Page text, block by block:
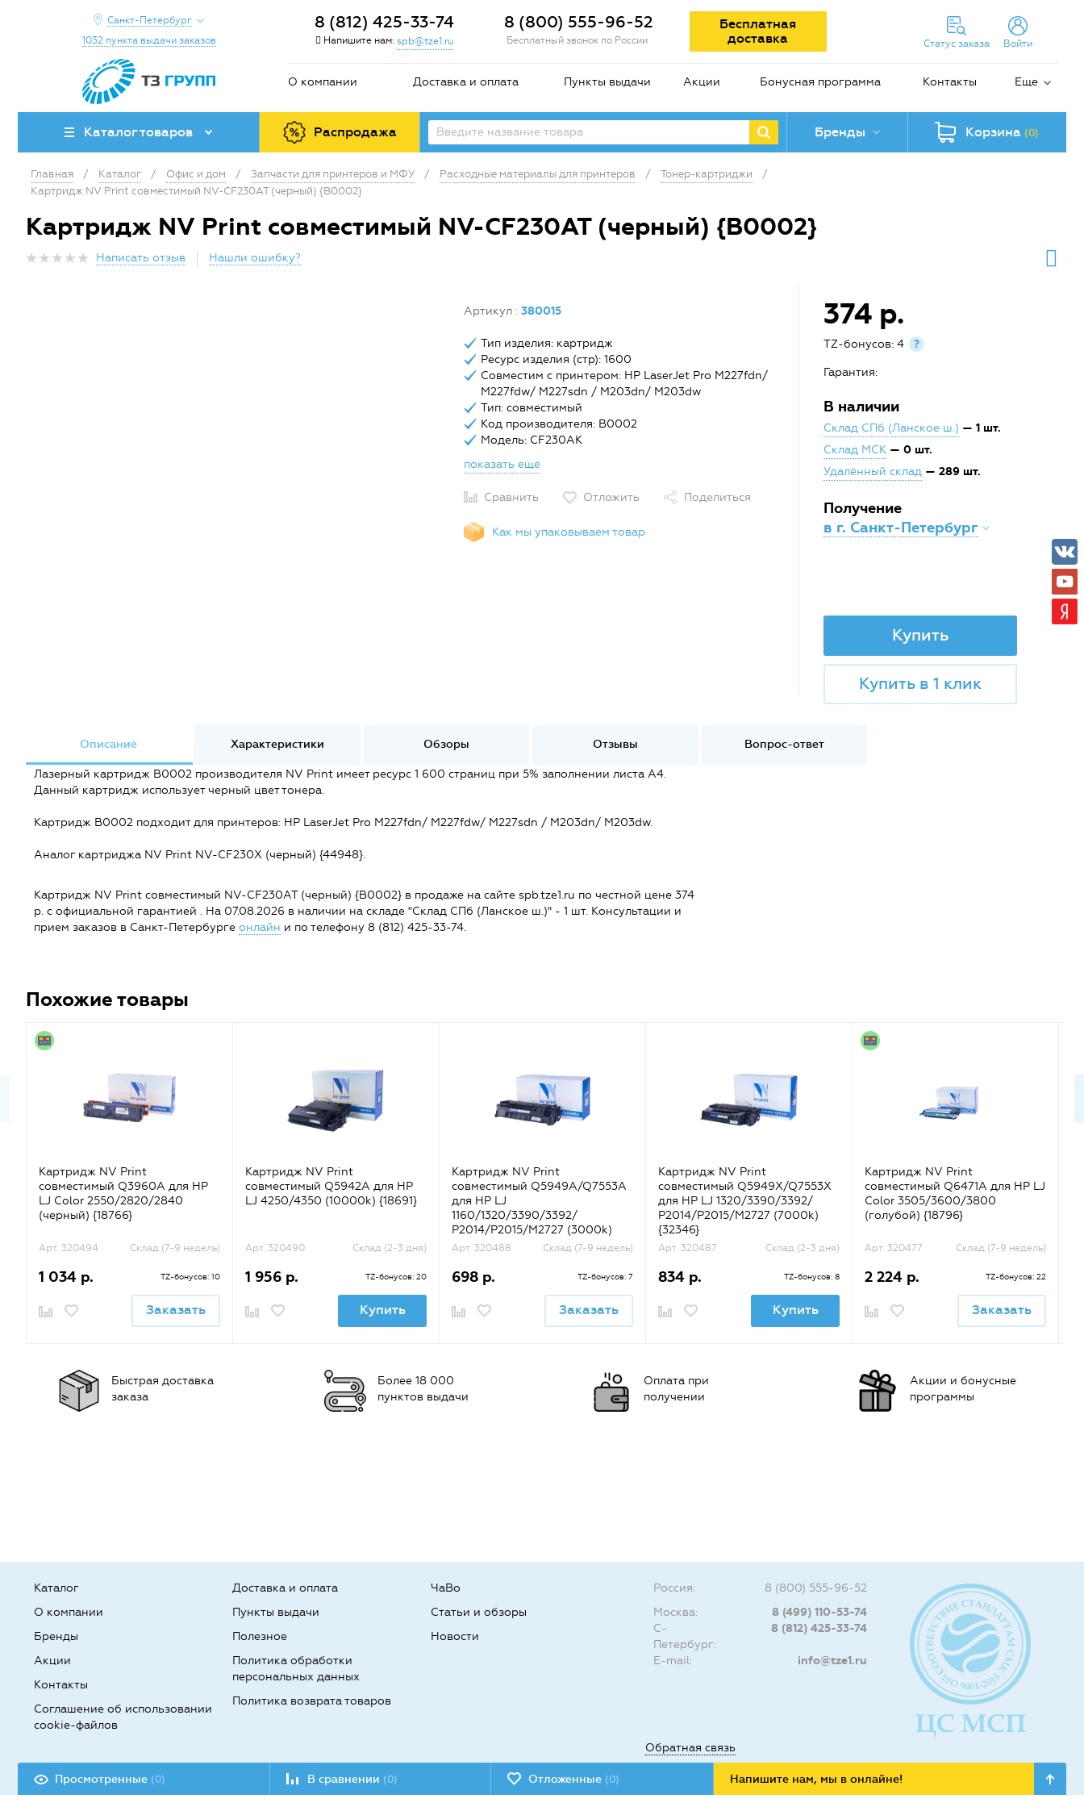
Санкт-Петербург
1032 пункта выдачи заказов
8 (812) 425-33-74
Напишите нам: spb@tze1.ru
8 (800) 555-96-52
Бесплатный звонок по России
Бесплатная
доставка
Статус заказа Войти
О компании Доставка и оплата Пункты выдачи Акции Бонусная программа Контакты Еще
Каталог товаров Распродажа Бренды Корзина (0)
Главная / Каталог / Офис и дом / Запчасти для принтеров и МФУ / Расходные материалы для принтеров / Тонер-картриджи
/
Картридж NV Print совместимый NV-CF230AT (черный) {B0002}
Картридж NV Print совместимый NV-CF230AT (черный) {B0002}
Написать отзыв Нашли ошибку?
Артикул : 380015
Тип изделия: картридж
Ресурс изделия (стр): 1600
Совместим с принтером: HP LaserJet Pro M227fdn/
M227fdw/ M227sdn / M203dn/ M203dw
Тип: совместимый
Код производителя: B0002
Модель: CF230AK
показать ещё
Сравнить Отложить Поделиться
Как мы упаковываем товар
374 р.
TZ-бонусов: 4 ?
Гарантия:
В наличии
Склад СПб (Ланское ш.) — 1 шт.
Склад МСК — 0 шт.
Удалённый склад — 289 шт.
Получение
в г. Санкт-Петербург
Купить
Купить в 1 клик
Описание Характеристики Обзоры Отзывы Вопрос-ответ
Лазерный картридж B0002 производителя NV Print имеет ресурс 1 600 страниц при 5% заполнении листа А4.
Данный картридж использует черный цвет тонера.
Картридж B0002 подходит для принтеров: HP LaserJet Pro M227fdn/ M227fdw/ M227sdn / M203dn/ M203dw.
Аналог картриджа NV Print NV-CF230X (черный) {44948}.
Картридж NV Print совместимый NV-CF230AT (черный) {B0002} в продаже на сайте spb.tze1.ru по честной цене 374
р. с официальной гарантией . На 07.08.2026 в наличии на складе "Склад СПб (Ланское ш.)" - 1 шт. Консультации и
прием заказов в Санкт-Петербурге онлайн и по телефону 8 (812) 425-33-74.
Похожие товары
Картридж NV Print
совместимый Q3960A для HP
LJ Color 2550/2820/2840
(черный) {18766}
Арт. 320494 Склад (7-9 недель)
1 034 р. TZ-бонусов: 10
Заказать
Картридж NV Print
совместимый Q5942A для HP
LJ 4250/4350 (10000k) {18691}
Арт. 320490 Склад (2-3 дня)
1 956 р. TZ-бонусов: 20
Купить
Картридж NV Print
совместимый Q5949A/Q7553A
для HP LJ
1160/1320/3390/3392/
P2014/P2015/M2727 (3000k)
{31564}
Арт. 320488 Склад (7-9 недель)
698 р. TZ-бонусов: 7
Заказать
Картридж NV Print
совместимый Q5949X/Q7553X
для HP LJ 1320/3390/3392/
P2014/P2015/M2727 (7000k)
{32346}
Арт. 320487 Склад (2-3 дня)
834 р. TZ-бонусов: 8
Купить
Картридж NV Print
совместимый Q6471A для HP LJ
Color 3505/3600/3800
(голубой) {18796}
Арт. 320477 Склад (7-9 недель)
2 224 р. TZ-бонусов: 22
Заказать
Быстрая доставка
заказа
Более 18 000
пунктов выдачи
Оплата при
получении
Акции и бонусные
программы
Каталог
О компании
Бренды
Доставка и оплата
Пункты выдачи
Полезное
ЧаВо
Статьи и обзоры
Новости
Акции
Контакты
Соглашение об использовании
cookie-файлов
Политика обработки
персональных данных
Политика возврата товаров
Разработка сайта:
Россия:
8 (800) 555-96-52
Москва:
8 (499) 110-53-74
С-
Петербург:
8 (812) 425-33-74
E-mail: info@tze1.ru
Обратная связь
Просмотренные (0) В сравнении (0) Отложенные (0) Напишите нам, мы в онлайне!